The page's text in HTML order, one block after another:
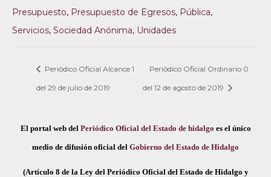
Presupuesto, Presupuesto de Egresos, Pública,
Servicios, Sociedad Anónima, Unidades
Periódico Oficial Alcance 1
del 29 de julio de 2019
Periódico Oficial Ordinario 0
del 12 de agosto de 2019
El portal web del Periódico Oficial del Estado de hidalgo es el único
medio de difusión oficial del Gobierno del Estado de Hidalgo
(Artículo 8 de la Ley del Periódico Oficial del Estado de Hidalgo y